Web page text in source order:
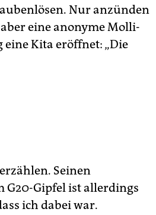
Nur anzünden
eine anonyme Molli-
Kita eröffnet: „Die
Seinen
G20-Gipfel ist allerdings
ich dabei war.